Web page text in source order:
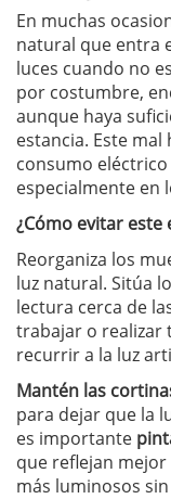
En muchas
natural que entra
luces cuando no
por costumbre,
aunque haya
estancia. Este
consumo
especialmente en
¿Cómo evitar este
Reorganiza los
luz natural. Sitúa
lectura cerca de
trabajar o realizar
recurrir a la luz
Mantén las
para dejar que la
es importante
que reflejan mejor
más luminosos